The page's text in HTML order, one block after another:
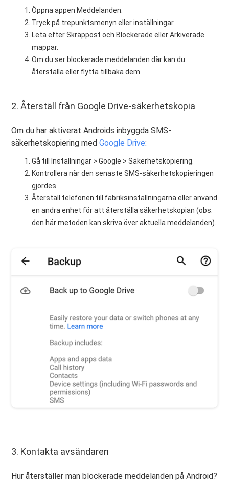
Öppna appen Meddelanden.
Tryck på trepunktsmenyn eller inställningar.
Leta efter Skräppost och Blockerade eller Arkiverade
mappar.
Om du ser blockerade meddelanden där kan du
återställa eller flytta tillbaka dem.
2. Återställ från Google Drive-säkerhetskopia
Om du har aktiverat Androids inbyggda SMS-
säkerhetskopiering medGoogle Drive:
Gå till Inställningar > Google > Säkerhetskopiering.
Kontrollera när den senaste SMS-säkerhetskopieringen
gjordes.
Återställ telefonen till fabriksinställningarna eller använd
en andra enhet för att återställa säkerhetskopian (obs:
den här metoden kan skriva över aktuella meddelanden).
3. Kontakta avsändaren
Hur återställer man blockerade meddelanden på Android?